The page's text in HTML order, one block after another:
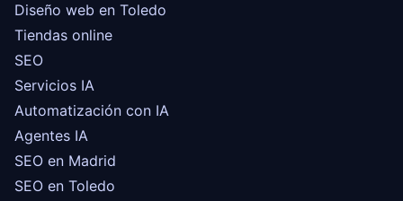
Diseño web en Toledo
Tiendas online
SEO
Servicios IA
Automatización con IA
Agentes IA
SEO en Madrid
SEO en Toledo